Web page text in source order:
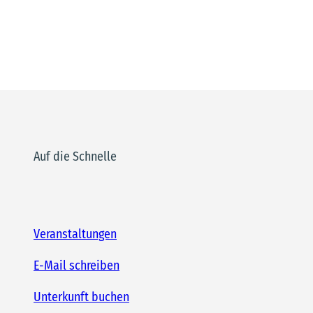
Auf die Schnelle
Veranstaltungen
E-Mail schreiben
Unterkunft buchen